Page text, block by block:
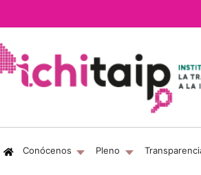
Conócenos (current)
Pleno